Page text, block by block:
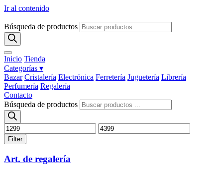
Ir al contenido
Búsqueda de productos
Inicio Tienda
Categorías ▾
Bazar Cristalería Electrónica Ferretería Juguetería Librería
Perfumería Regalería
Contacto
Búsqueda de productos
Filter
Art. de regalería